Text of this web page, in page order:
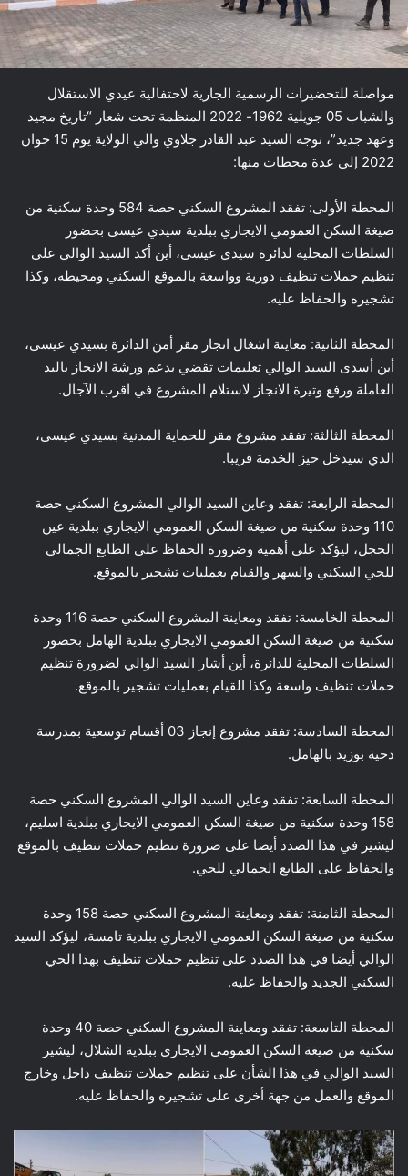
مواصلة للتحضيرات الرسمية الجارية لاحتفالية عيدي الاستقلال
والشباب 05 جويلية 1962- 2022 المنظمة تحت شعار “تاريخ مجيد
وعهد جديد”، توجه السيد عبد القادر جلاوي والي الولاية يوم 15 جوان
2022 إلى عدة محطات منها:
المحطة الأولى: تفقد المشروع السكني حصة 584 وحدة سكنية من
صيغة السكن العمومي الايجاري ببلدية سيدي عيسى بحضور
السلطات المحلية لدائرة سيدي عيسى، أين أكد السيد الوالي على
تنظيم حملات تنظيف دورية وواسعة بالموقع السكني ومحيطه، وكذا
تشجيره والحفاظ عليه.
المحطة الثانية: معاينة اشغال انجاز مقر أمن الدائرة بسيدي عيسى،
أين أسدى السيد الوالي تعليمات تقضي بدعم ورشة الانجاز باليد
العاملة ورفع وتيرة الانجاز لاستلام المشروع في اقرب الآجال.
المحطة الثالثة: تفقد مشروع مقر للحماية المدنية بسيدي عيسى،
الذي سيدخل حيز الخدمة قريبا.
المحطة الرابعة: تفقد وعاين السيد الوالي المشروع السكني حصة
110 وحدة سكنية من صيغة السكن العمومي الايجاري ببلدية عين
الحجل، ليؤكد على أهمية وضرورة الحفاظ على الطابع الجمالي
للحي السكني والسهر والقيام بعمليات تشجير بالموقع.
المحطة الخامسة: تفقد ومعاينة المشروع السكني حصة 116 وحدة
سكنية من صيغة السكن العمومي الايجاري ببلدية الهامل بحضور
السلطات المحلية للدائرة، أين أشار السيد الوالي لضرورة تنظيم
حملات تنظيف واسعة وكذا القيام بعمليات تشجير بالموقع.
المحطة السادسة: تفقد مشروع إنجاز 03 أقسام توسعية بمدرسة
دحية بوزيد بالهامل.
المحطة السابعة: تفقد وعاين السيد الوالي المشروع السكني حصة
158 وحدة سكنية من صيغة السكن العمومي الايجاري ببلدية اسليم،
ليشير في هذا الصدد أيضا على ضرورة تنظيم حملات تنظيف بالموقع
والحفاظ على الطابع الجمالي للحي.
المحطة الثامنة: تفقد ومعاينة المشروع السكني حصة 158 وحدة
سكنية من صيغة السكن العمومي الايجاري ببلدية تامسة، ليؤكد السيد
الوالي أيضا في هذا الصدد على تنظيم حملات تنظيف بهذا الحي
السكني الجديد والحفاظ عليه.
المحطة التاسعة: تفقد ومعاينة المشروع السكني حصة 40 وحدة
سكنية من صيغة السكن العمومي الايجاري ببلدية الشلال، ليشير
السيد الوالي في هذا الشأن على تنظيم حملات تنظيف داخل وخارج
الموقع والعمل من جهة أخرى على تشجيره والحفاظ عليه.